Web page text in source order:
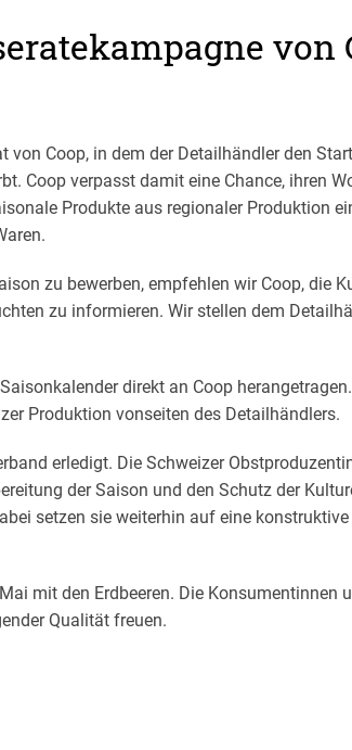
von
Coop, in dem der Detailhändler den
Coop verpasst damit eine Chance, ihren
Produkte aus regionaler Produktion
zu bewerben, empfehlen wir Coop, die
zu informieren. Wir stellen dem
direkt an Coop
Produktion vonseiten des Detailhändlers.
erledigt. Die Schweizer
der Saison und den Schutz der
setzen sie weiterhin auf eine
mit den Erdbeeren. Die Konsumentinnen
Qualität freuen.